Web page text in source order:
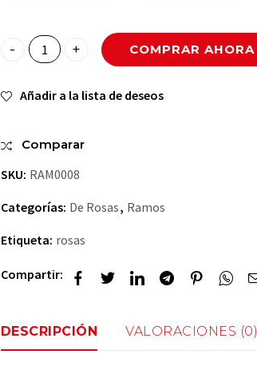
Mi Bombon quantity
COMPRAR AHORA
Añadir a la lista de deseos
Comparar
SKU: RAM0008
Categorías: De Rosas, Ramos
Etiqueta: rosas
Compartir:
DESCRIPCIÓN VALORACIONES (0)